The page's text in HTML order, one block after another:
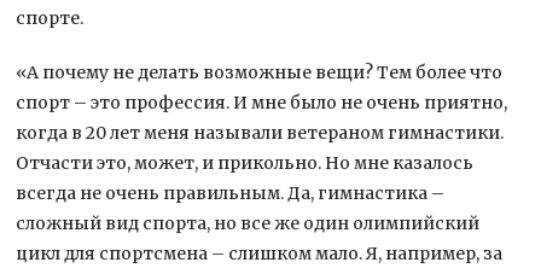
спорте.
«А почему не делать возможные вещи? Тем более что
спорт – это профессия. И мне было не очень приятно,
когда в 20 лет меня называли ветераном гимнастики.
Отчасти это, может, и прикольно. Но мне казалось
всегда не очень правильным. Да, гимнастика –
сложный вид спорта, но все же один олимпийский
цикл для спортсмена – слишком мало. Я, например, за